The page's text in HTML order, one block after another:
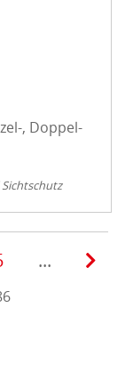
, Doppel-
...